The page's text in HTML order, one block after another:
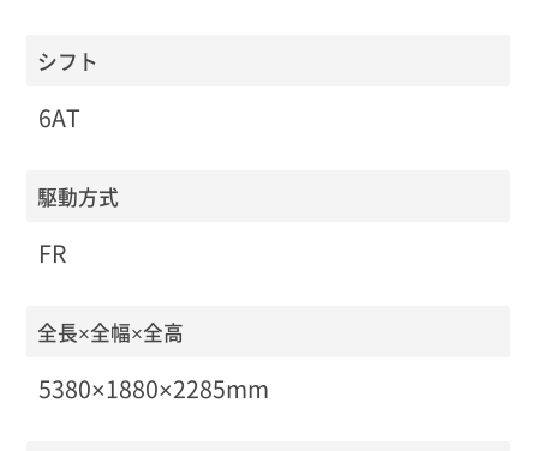
シフト
6AT
駆動方式
FR
全長×全幅×全高
5380×1880×2285mm